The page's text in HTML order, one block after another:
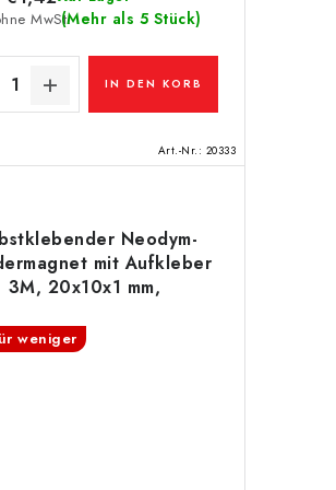
(Mehr als 5 Stück)
MwSt.
IN DEN KORB
Art.-Nr.: 20333
Neodym-
mit Aufkleber
3M, 20x10x1 mm,
weniger